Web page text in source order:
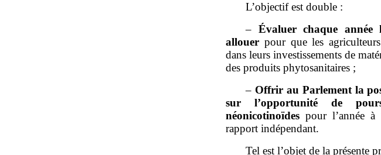
L’objectif est double :
– Évaluer chaque année
allouer pour que les
dans leurs investissements de
des produits phytosanitaires ;
– Offrir au Parlement la
sur l’opportunité de
néonicotinoïdes pour l’année
rapport indépendant.
Tel est l’objet de la présente